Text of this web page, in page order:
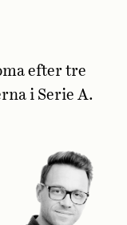
efter tre
i Serie A.